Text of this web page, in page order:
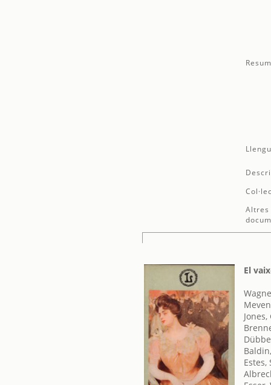
Altres
El
Estes,